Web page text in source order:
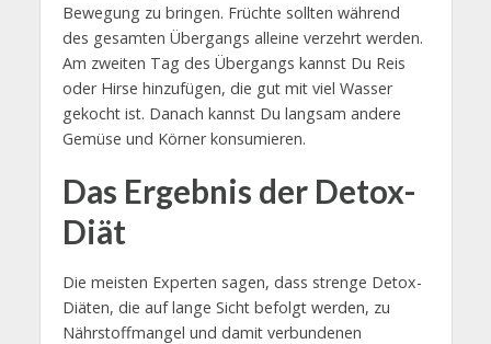
Bewegung zu bringen. Früchte sollten während
des gesamten Übergangs alleine verzehrt werden.
Am zweiten Tag des Übergangs kannst Du Reis
oder Hirse hinzufügen, die gut mit viel Wasser
gekocht ist. Danach kannst Du langsam andere
Gemüse und Körner konsumieren.
Das Ergebnis der Detox-
Diät
Die meisten Experten sagen, dass strenge Detox-
Diäten, die auf lange Sicht befolgt werden, zu
Nährstoffmangel und damit verbundenen